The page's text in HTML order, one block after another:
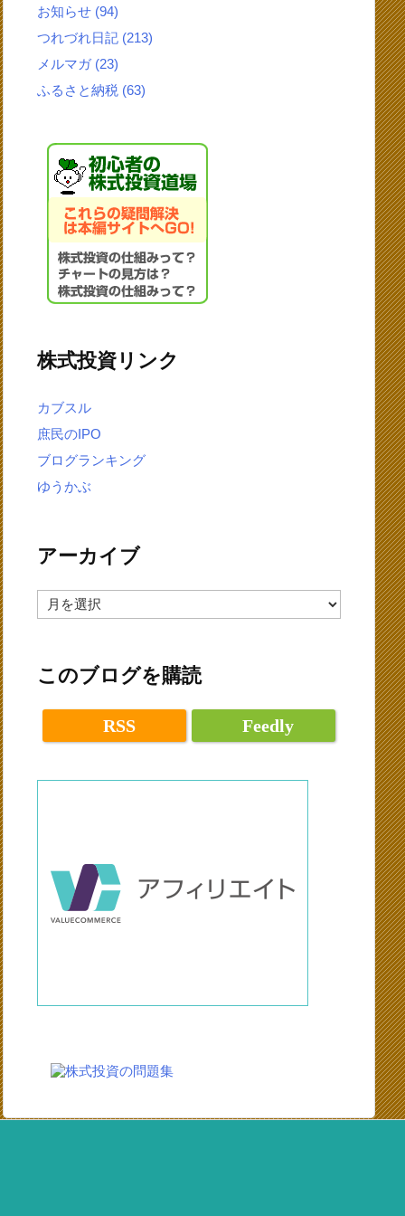
お知らせ (94)
つれづれ日記 (213)
メルマガ (23)
ふるさと納税 (63)
株式投資リンク
カブスル
庶民のIPO
ブログランキング
ゆうかぶ
アーカイブ
ー
ブ
このブログを購読
RSS Feedly